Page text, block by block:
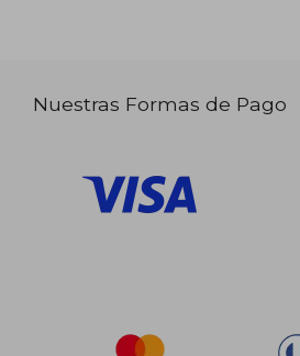
Nuestras Formas de Pago